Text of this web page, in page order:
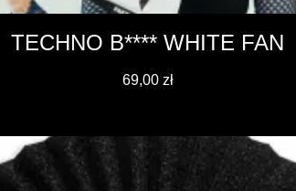
TECHNO B**** WHITE FAN
69,00 zł